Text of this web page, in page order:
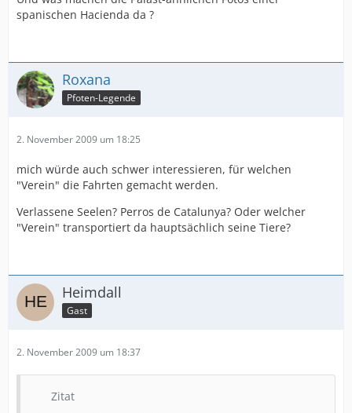
spanischen Hacienda da ?
Roxana
Pfoten-Legende
2. November 2009 um 18:25
mich würde auch schwer interessieren, für welchen
"Verein" die Fahrten gemacht werden.
Verlassene Seelen? Perros de Catalunya? Oder welcher
"Verein" transportiert da hauptsächlich seine Tiere?
Heimdall
Gast
2. November 2009 um 18:37
Zitat